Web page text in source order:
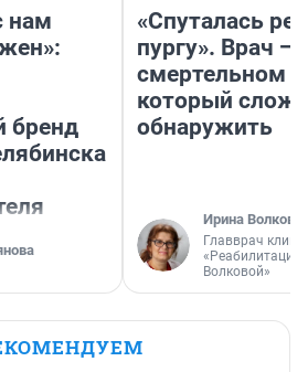
нам
бренд
«Спуталась
пургу». Врач —
смертельном
который
обнаружить
Ирина Волкова
Главврач
«Реабилитация
Волковой»